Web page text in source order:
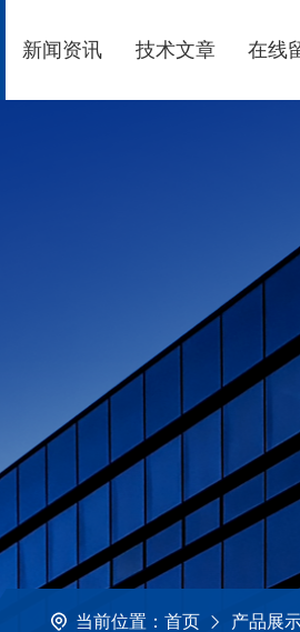
新闻资讯 技术文章 在线
当前位置： 首页 产品展